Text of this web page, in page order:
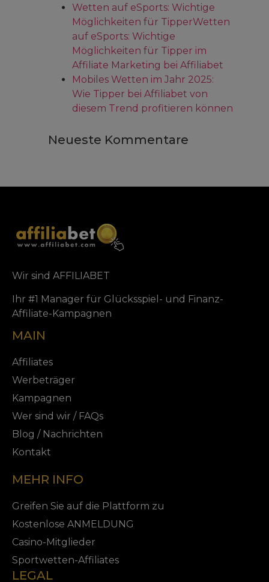
Wetten auf eSports: Wichtige
Möglichkeiten für TipperWetten
auf eSports: Wichtige
Möglichkeiten für Tipper im
Affiliate Marketing bei Affiliabet
Mobiles Wetten im Jahr 2025:
Wie Tipper bei Affiliabet von
diesem Trend profitieren können
Neueste Kommentare
Wir sind AFFILIABET
Ihr #1 Manager für Glücksspiel- und Finanz-
Affiliate-Kampagnen
MAIN
Affiliates
Werbeträger
Kampagnen
Wer sind wir / FAQs
Blog / Nachrichten
Kontakt
MEHR INFO
Greifen Sie auf die Plattform zu
Kostenlose ANMELDUNG
Casino-Mitglieder
Sportwetten-Affiliates
LEGAL